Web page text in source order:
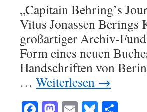
„Capitain Behring’s
Vitus Jonassen Berings
großartiger Archiv-
Form eines neuen
Handschriften von
… Weiterlesen →